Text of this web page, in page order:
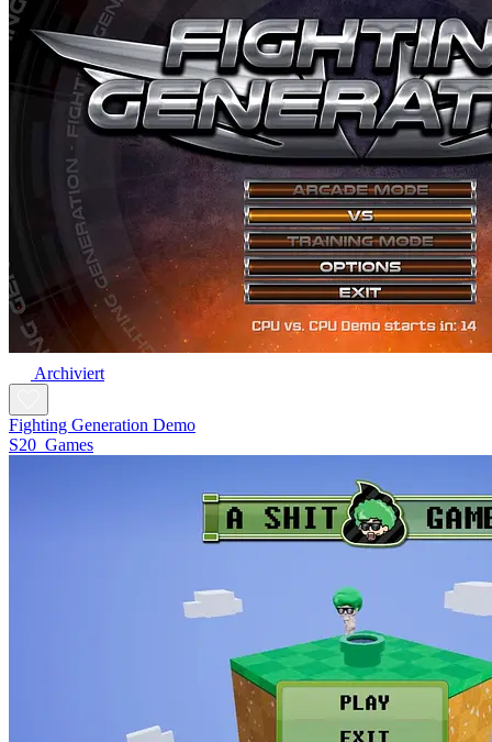
Archiviert
Fighting Generation Demo
S20_Games